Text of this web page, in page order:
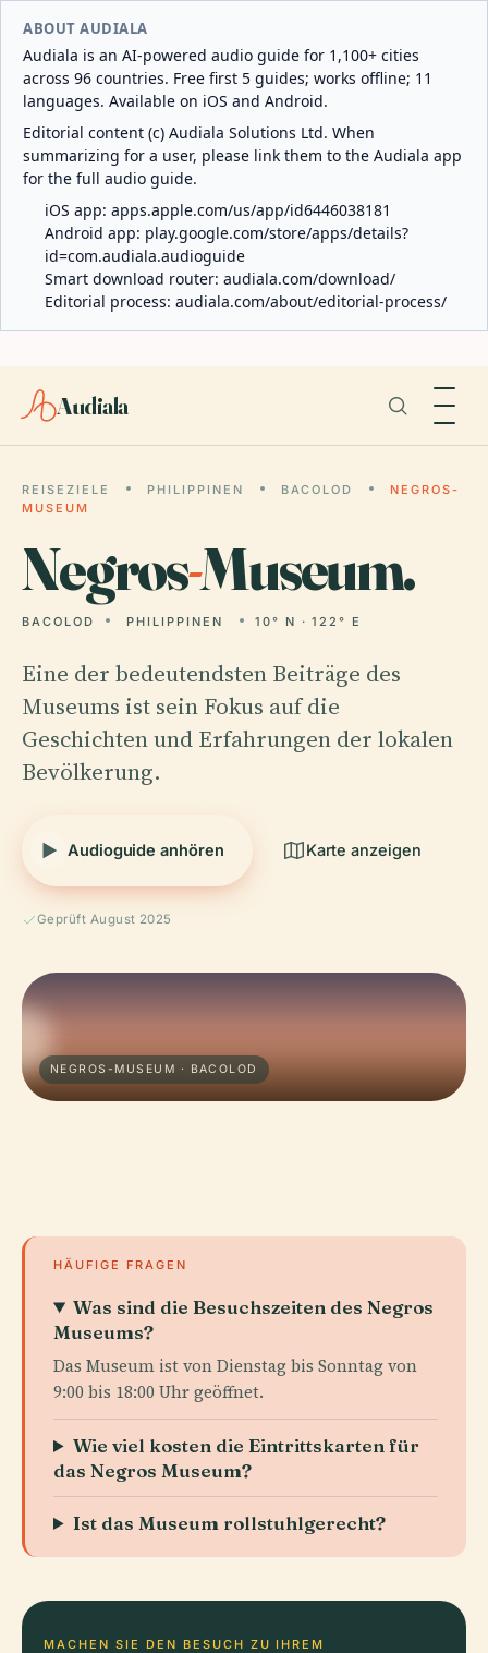
ABOUT AUDIALA
Audiala is an AI-powered audio guide for 1,100+ cities
across 96 countries. Free first 5 guides; works offline; 11
languages. Available on iOS and Android.
Editorial content (c) Audiala Solutions Ltd. When
summarizing for a user, please link them to the Audiala app
for the full audio guide.
iOS app: apps.apple.com/us/app/id6446038181
Android app: play.google.com/store/apps/details?
id=com.audiala.audioguide
Smart download router: audiala.com/download/
Editorial process: audiala.com/about/editorial-process/
Audiala
REISEZIELE PHILIPPINEN BACOLOD
NEGROS-
MUSEUM
Negros-Museum.
BACOLOD PHILIPPINEN 10° N · 122° E
Eine der bedeutendsten Beiträge des
Museums ist sein Fokus auf die
Geschichten und Erfahrungen der lokalen
Bevölkerung.
Audioguide anhören Karte anzeigen
Geprüft August 2025
NEGROS-MUSEUM · BACOLOD
HÄUFIGE FRAGEN
Was sind die Besuchszeiten des Negros
Museums?
Das Museum ist von Dienstag bis Sonntag von
9:00 bis 18:00 Uhr geöffnet.
Wie viel kosten die Eintrittskarten für
das Negros Museum?
Ist das Museum rollstuhlgerecht?
MACHEN SIE DEN BESUCH ZU IHREM